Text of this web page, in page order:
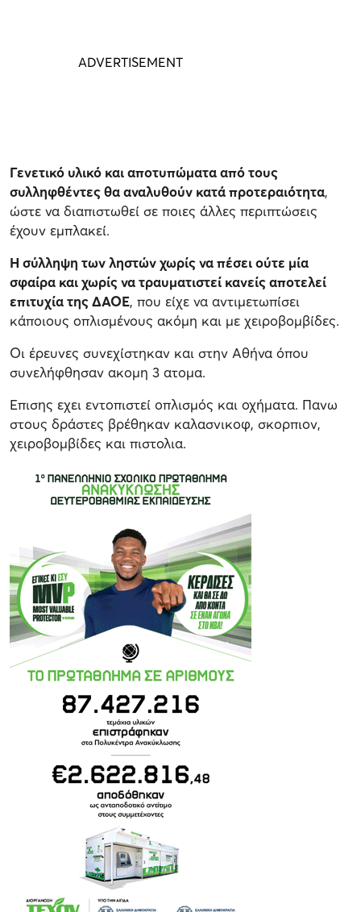
Γενετικό υλικό και αποτυπώματα από τους
συλληφθέντες θα αναλυθούν κατά προτεραιότητα,
ώστε να διαπιστωθεί σε ποιες άλλες περιπτώσεις
έχουν εμπλακεί.
Η σύλληψη των ληστών χωρίς να πέσει ούτε μία
σφαίρα και χωρίς να τραυματιστεί κανείς αποτελεί
επιτυχία της ΔΑΟΕ, που είχε να αντιμετωπίσει
κάποιους οπλισμένους ακόμη και με χειροβομβίδες.
Οι έρευνες συνεχίστηκαν και στην Αθήνα όπου
συνελήφθησαν ακομη 3 ατομα.
Επισης εχει εντοπιστεί οπλισμός και οχήματα. Πανω
στους δράστες βρέθηκαν καλασνικοφ, σκορπιον,
χειροβομβίδες και πιστολια.